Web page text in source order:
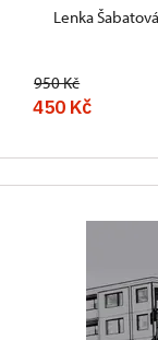
Lenka
950 Kč
450 Kč